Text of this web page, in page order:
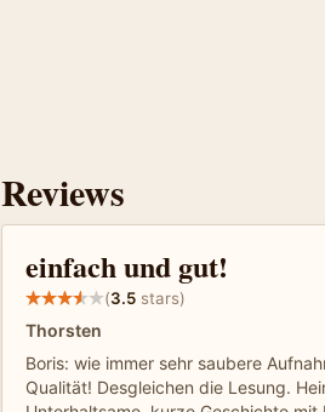
Reviews
einfach und gut!
(3.5 stars)
Thorsten
Boris: wie immer sehr saubere
Qualität! Desgleichen die Lesung.